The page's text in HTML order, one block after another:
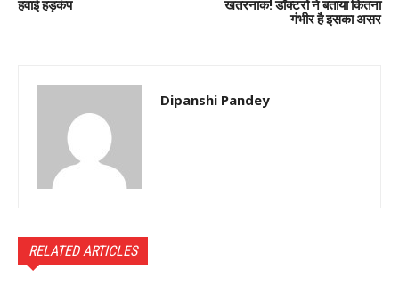
हवाई हड़कंप
खतरनाक! डॉक्टरों ने बताया कितना
गंभीर है इसका असर
Dipanshi Pandey
RELATED ARTICLES